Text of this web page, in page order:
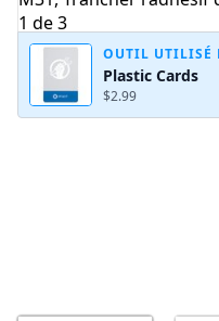
OUTIL UTILISÉ
Plastic Cards
$2.99